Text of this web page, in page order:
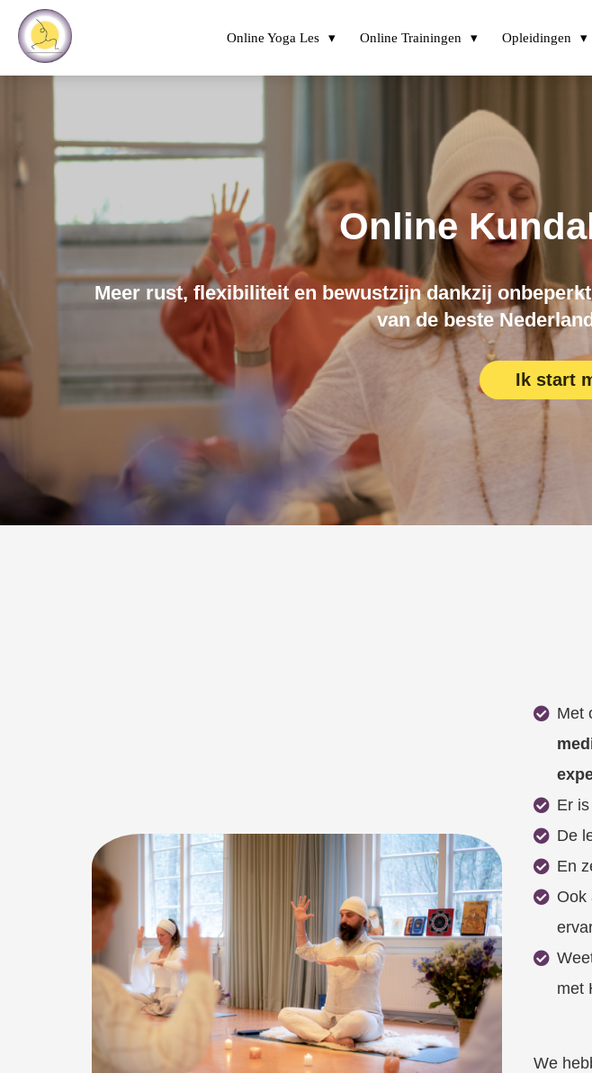
Online Yoga Les Online Trainingen Opleidingen
Online
Meer rust, flexibiliteit en bewustzijn dankzij
van de beste
Ik start
Met
Er
De
En
Ook
met
We